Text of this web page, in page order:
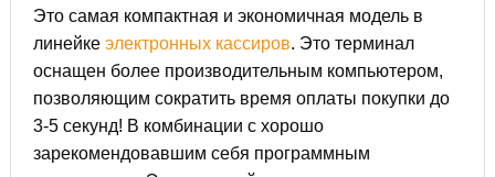
Это самая компактная и экономичная модель в
линейке электронных кассиров. Это терминал
оснащен более производительным компьютером,
позволяющим сократить время оплаты покупки до
3-5 секунд! В комбинации с хорошо
зарекомендовавшим себя программным